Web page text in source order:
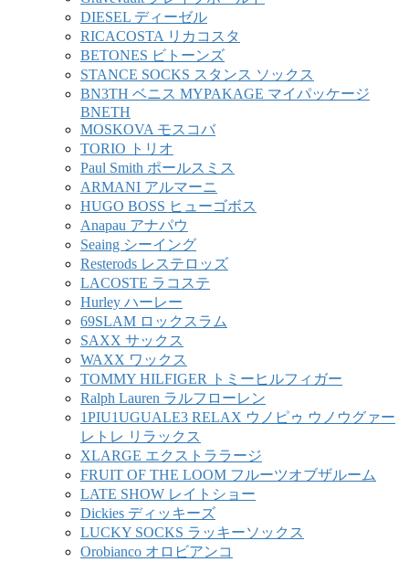
DIESEL ディーゼル
RICACOSTA リカコスタ
BETONES ビトーンズ
STANCE SOCKS スタンス ソックス
BN3TH ベニス MYPAKAGE マイパッケージ
BNETH
MOSKOVA モスコバ
TORIO トリオ
Paul Smith ポールスミス
ARMANI アルマーニ
HUGO BOSS ヒューゴボス
Anapau アナパウ
Seaing シーイング
Resterods レステロッズ
LACOSTE ラコステ
Hurley ハーレー
69SLAM ロックスラム
SAXX サックス
WAXX ワックス
TOMMY HILFIGER トミーヒルフィガー
Ralph Lauren ラルフローレン
1PIU1UGUALE3 RELAX ウノピゥ ウノウグァー
レトレ リラックス
XLARGE エクストララージ
FRUIT OF THE LOOM フルーツオブザルーム
LATE SHOW レイトショー
Dickies ディッキーズ
LUCKY SOCKS ラッキーソックス
Orobianco オロビアンコ